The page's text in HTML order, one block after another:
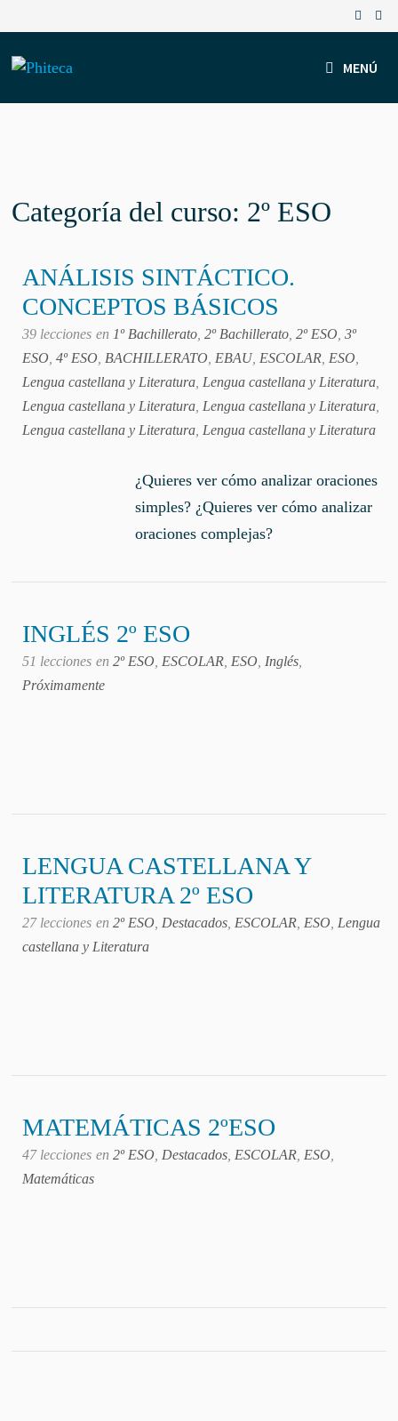
al
contenido
MENÚ
Categoría del curso: 2º ESO
ANÁLISIS SINTÁCTICO.
CONCEPTOS BÁSICOS
39 lecciones en1º Bachillerato,2º Bachillerato,2º ESO,3º
ESO,4º ESO,BACHILLERATO,EBAU,ESCOLAR,ESO,
Lengua castellana y Literatura,Lengua castellana y Literatura,
Lengua castellana y Literatura,Lengua castellana y Literatura,
Lengua castellana y Literatura,Lengua castellana y Literatura
¿Quieres ver cómo analizar oraciones
simples? ¿Quieres ver cómo analizar
oraciones complejas?
INGLÉS 2º ESO
51 lecciones en2º ESO,ESCOLAR,ESO,Inglés,
Próximamente
LENGUA CASTELLANA Y
LITERATURA 2º ESO
27 lecciones en2º ESO,Destacados,ESCOLAR,ESO,Lengua
castellana y Literatura
MATEMÁTICAS 2ºESO
47 lecciones en2º ESO,Destacados,ESCOLAR,ESO,
Matemáticas